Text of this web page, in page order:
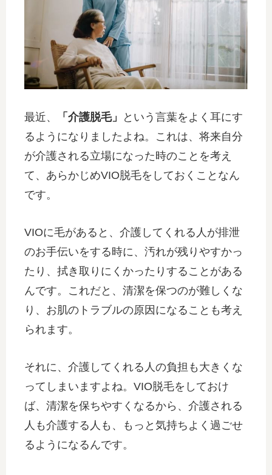
最近、 「介護脱毛」
という言葉をよく耳にす
るようになりましたよね。これは、将来自分
が介護される立場になった時のことを考え
て、あらかじめVIO脱毛をしておくことなん
です。
VIOに毛があると、介護してくれる人が排泄
のお手伝いをする時に、汚れが残りやすかっ
たり、拭き取りにくかったりすることがある
んです。これだと、清潔を保つのが難しくな
り、お肌のトラブルの原因になることも考え
られます。
それに、介護してくれる人の負担も大きくな
ってしまいますよね。VIO脱毛をしておけ
ば、清潔を保ちやすくなるから、介護される
人も介護する人も、もっと気持ちよく過ごせ
るようになるんです。